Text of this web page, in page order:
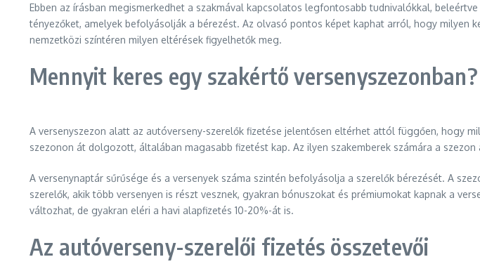
Ebben az írásban megismerkedhet a szakmával kapcsolatos legfontosabb tudnivalókkal,
tényezőket, amelyek befolyásolják a bérezést. Az olvasó pontos képet kaphat arról, hogy milyen
nemzetközi színtéren milyen eltérések figyelhetők meg.
Mennyit keres egy szakértő versenyszezonban?
A versenyszezon alatt az autóverseny-szerelők fizetése jelentősen eltérhet attól függően, hogy
szezonon át dolgozott, általában magasabb fizetést kap. Az ilyen szakemberek számára a
A versenynaptár sűrűsége és a versenyek száma szintén befolyásolja a szerelők bérezését. A
szerelők, akik több versenyen is részt vesznek, gyakran bónuszokat és prémiumokat kapnak a
változhat, de gyakran eléri a havi alapfizetés 10-20%-át is.
Az autóverseny-szerelői fizetés összetevői